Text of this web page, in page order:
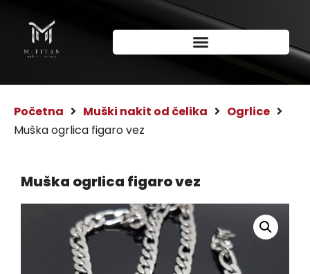
Početna Muški nakit od čelika Ogrlice
Muška ogrlica figaro vez
Muška ogrlica figaro vez